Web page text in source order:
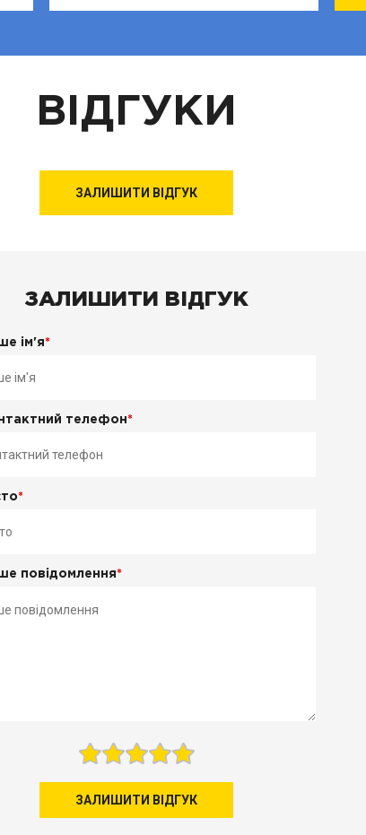
ВІДГУКИ
ЗАЛИШИТИ ВІДГУК
ЗАЛИШИТИ ВІДГУК
ім'я*
телефон*
*
повідомлення*
ЗАЛИШИТИ ВІДГУК